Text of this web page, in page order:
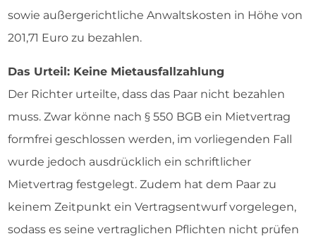
sowie außergerichtliche Anwaltskosten in Höhe von
201,71 Euro zu bezahlen.
Das Urteil: Keine Mietausfallzahlung
Der Richter urteilte, dass das Paar nicht bezahlen
muss. Zwar könne nach § 550 BGB ein Mietvertrag
formfrei geschlossen werden, im vorliegenden Fall
wurde jedoch ausdrücklich ein schriftlicher
Mietvertrag festgelegt. Zudem hat dem Paar zu
keinem Zeitpunkt ein Vertragsentwurf vorgelegen,
sodass es seine vertraglichen Pflichten nicht prüfen